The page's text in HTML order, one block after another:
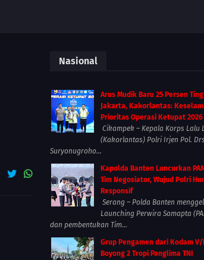
Nasional
Arus Mudik Baru 25 Persen
Jakarta, Kakorlantas:
Prioritas Operasi Ketupat 2026
Cikampek – Kepala Korps Lalu
(Kakorlantas) Polri Irjen Pol.
Suryonugroho...
Kapolda Banten Luncurkan
Tim Negosiator, Wujud Polri
Responsif
Serang – Polda Banten
Launching Perwira Samapta
dan pembentukan Tim...
Grup Pengamen dari Kodam
Boyong 2 Tropi Panglima TNI